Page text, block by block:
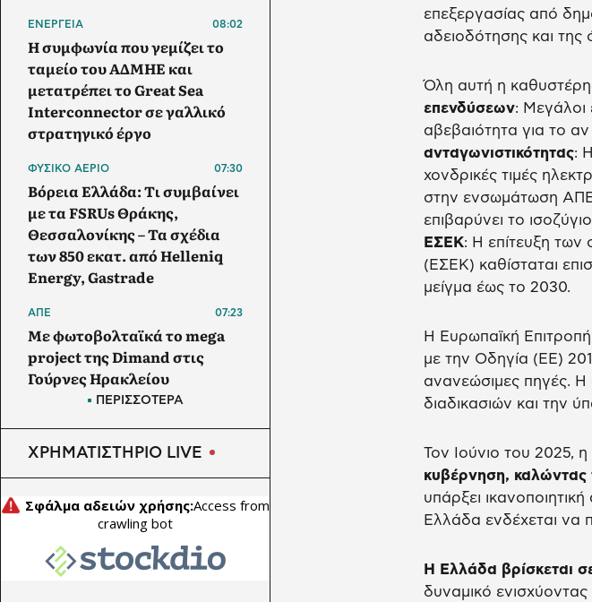
επεξεργασίας από
αδειοδότησης και
Όλη αυτή η
επενδύσεων: Μεγάλοι
αβεβαιότητα για το
ανταγωνιστικότητας:
χονδρικές τιμές
στην ενσωμάτωση ΑΠΕ
επιβαρύνει το
ΕΣΕΚ: Η επίτευξη των
(ΕΣΕΚ) καθίσταται
μείγμα έως το 2030.
Η Ευρωπαϊκή
με την Οδηγία (ΕΕ)
ανανεώσιμες πηγές. Η
διαδικασιών και την
Τον Ιούνιο του 2025, η
κυβέρνηση, καλώντας
υπάρξει
Ελλάδα ενδέχεται να
Η Ελλάδα βρίσκεται
δυναμικό
ΕΝΕΡΓΕΙΑ 08:02
Η συμφωνία που γεμίζει το
ταμείο του ΑΔΜΗΕ και
μετατρέπει το Great Sea
Interconnector σε γαλλικό
στρατηγικό έργο
ΦΥΣΙΚΟ ΑΕΡΙΟ 07:30
Βόρεια Ελλάδα: Tι συμβαίνει
με τα FSRUs Θράκης,
Θεσσαλονίκης – Τα σχέδια
των 850 εκατ. από Helleniq
Energy, Gastrade
ΑΠΕ 07:23
Με φωτοβολταϊκά το mega
project της Dimand στις
Γούρνες Ηρακλείου
Capital Economics: Τα πέντε
SOS για την αγορά ενέργειάς
εάν και όταν ανοίξουν τα
Στενά του Ορμούζ
Τέξας: «Φρένο» στις
εγκρίσεις νέων data centers –
ΠΕΡΙΣΣΟΤΕΡΑ
ΧΡΗΜΑΤΙΣΤΗΡΙΟ LIVE